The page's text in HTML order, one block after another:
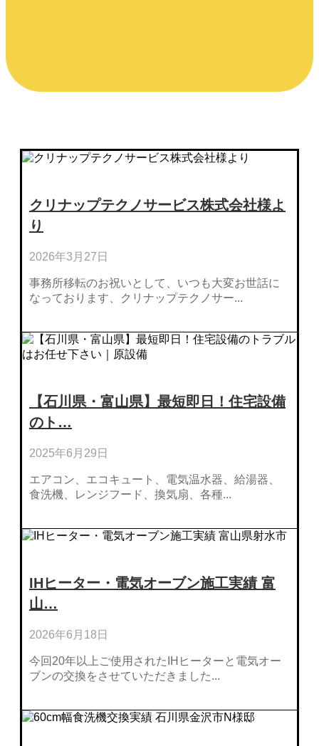
クリナップテクノサービス株式会社様よ
り
2026年3月27日
事務所移転のお祝いとして、いつも大変お世話に
なっております、クリナップテクノサー...
【石川県・富山県】最短即日！住宅設備
のト…
2025年6月29日
エアコン、エコキュート、電気温水器、給湯器、
食洗機、レンジフード、換気扇、各種...
IHヒーター・電気オーブン施工実績 富
山…
2026年6月18日
今回20年以上ご使用されたIHヒーターと電気オー
ブンの交換をさせていただきました...